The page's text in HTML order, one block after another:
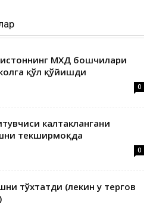
МХДҚ бошчилари
қўл қўйишди
0
калтаклангани
текширмоқда
0
тўхтатди (лекин у тергов